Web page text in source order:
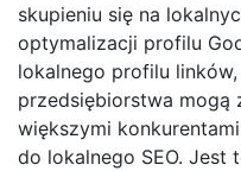
skupieniu się na
optymalizacji profilu
lokalnego profilu linków,
przedsiębiorstwa mogą
większymi
do lokalnego SEO. Jest